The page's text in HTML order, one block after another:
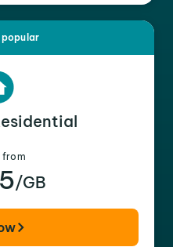
popular
from
/GB